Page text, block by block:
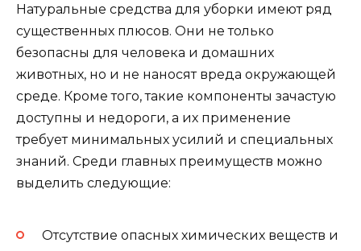
Натуральные средства для уборки имеют ряд
существенных плюсов. Они не только
безопасны для человека и домашних
животных, но и не наносят вреда окружающей
среде. Кроме того, такие компоненты зачастую
доступны и недороги, а их применение
требует минимальных усилий и специальных
знаний. Среди главных преимуществ можно
выделить следующие:
Отсутствие опасных химических веществ и